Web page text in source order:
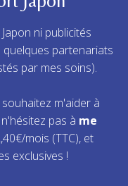
ni publicités
quelques partenariats
par mes soins).
m'aider à
pas à me
mois (TTC), et
exclusives !